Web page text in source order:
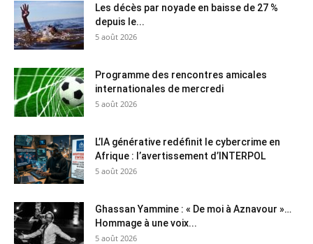
Les décès par noyade en baisse de 27 %
depuis le...
5 août 2026
Programme des rencontres amicales
internationales de mercredi
5 août 2026
L’IA générative redéfinit le cybercrime en
Afrique : l’avertissement d’INTERPOL
5 août 2026
Ghassan Yammine : « De moi à Aznavour »…
Hommage à une voix...
5 août 2026